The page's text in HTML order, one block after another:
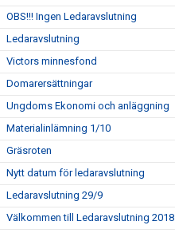
OBS!!! Ingen Ledaravslutning
Ledaravslutning
Victors minnesfond
Domarersättningar
Ungdoms Ekonomi och anläggning
Materialinlämning 1/10
Gräsroten
Nytt datum för ledaravslutning
Ledaravslutning 29/9
Välkommen till Ledaravslutning 2018